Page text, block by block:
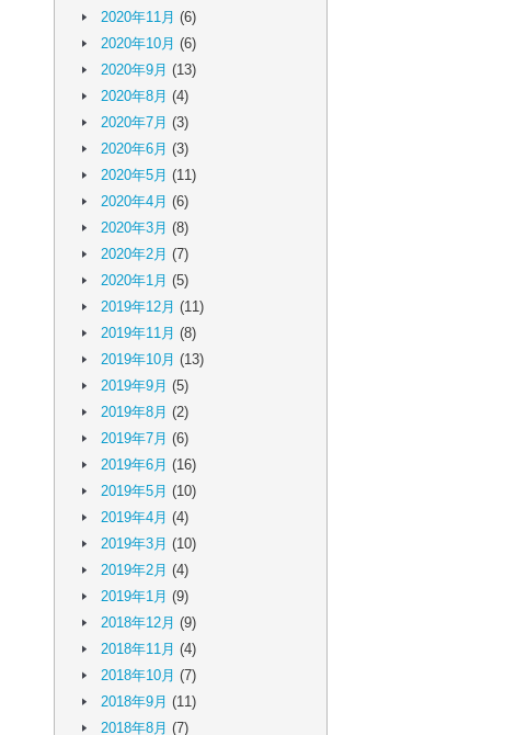
2020年11月 (6)
2020年10月 (6)
2020年9月 (13)
2020年8月 (4)
2020年7月 (3)
2020年6月 (3)
2020年5月 (11)
2020年4月 (6)
2020年3月 (8)
2020年2月 (7)
2020年1月 (5)
2019年12月 (11)
2019年11月 (8)
2019年10月 (13)
2019年9月 (5)
2019年8月 (2)
2019年7月 (6)
2019年6月 (16)
2019年5月 (10)
2019年4月 (4)
2019年3月 (10)
2019年2月 (4)
2019年1月 (9)
2018年12月 (9)
2018年11月 (4)
2018年10月 (7)
2018年9月 (11)
2018年8月 (7)